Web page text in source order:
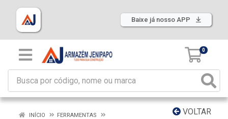
Baixe já nosso APP
0
VOLTAR
INÍCIO
FERRAMENTAS